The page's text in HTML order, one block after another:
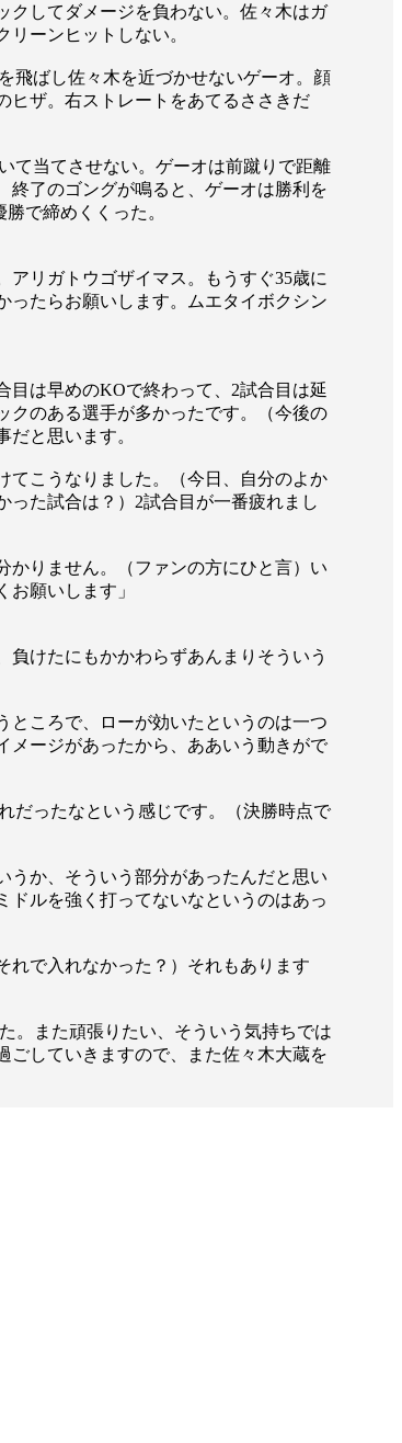
一覧
Instagram(JP)
TikTok(JP)
Facebook(JP)
X(En)
Instagram(EN)
weibo(CH)
Official site(EN)
K-1 の理念
K-1
とは
Krush-EXとは
K-1 AWARDSとは
■ ガールズ
クしてダメージを負わない。佐々木はガ
ーンヒットしない。
飛ばし佐々木を近づかせないゲーオ。顔
ヒザ。右ストレートをあてるささきだ
て当てさせない。ゲーオは前蹴りで距離
了のゴングが鳴ると、ゲーオは勝利を
で締めくくった。
アリガトウゴザイマス。もうすぐ35歳に
ったらお願いします。ムエタイボクシン
目は早めのKOで終わって、2試合目は延
クのある選手が多かったです。（今後の
と思います。
てこうなりました。（今日、自分のよか
た試合は？）2試合目が一番疲れまし
かりません。（ファンの方にひと言）い
願いします」
負けたにもかかわらずあんまりそういう
ところで、ローが効いたというのは一つ
メージがあったから、ああいう動きがで
だったなという感じです。（決勝時点で
うか、そういう部分があったんだと思い
ドルを強く打ってないなというのはあっ
れで入れなかった？）それもあります
。また頑張りたい、そういう気持ちでは
ごしていきますので、また佐々木大蔵を